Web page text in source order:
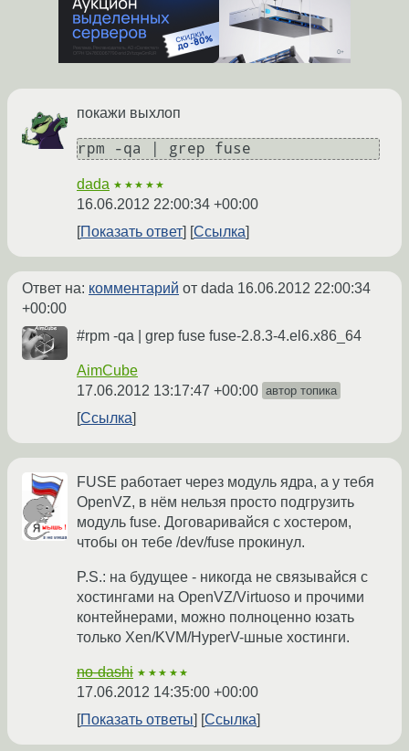
покажи выхлоп
rpm -qa | grep fuse
dada ★★★★★
16.06.2012 22:00:34 +00:00
Показать ответ
Ссылка
Ответ на: комментарий от dada 16.06.2012 22:00:34
+00:00
#rpm -qa | grep fuse fuse-2.8.3-4.el6.x86_64
AimCube
17.06.2012 13:17:47 +00:00 автор топика
Ссылка
FUSE работает через модуль ядра, а у тебя
OpenVZ, в нём нельзя просто подгрузить
модуль fuse. Договаривайся с хостером,
чтобы он тебе /dev/fuse прокинул.
P.S.: на будущее - никогда не связывайся с
хостингами на OpenVZ/Virtuoso и прочими
контейнерами, можно полноценно юзать
только Xen/KVM/HyperV-шные хостинги.
no-dashi ★★★★★
17.06.2012 14:35:00 +00:00
Показать ответы
Ссылка